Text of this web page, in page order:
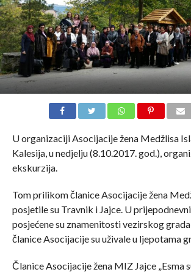
U organizaciji Asocijacije žena Medžlisa
Kalesija, u nedjelju (8.10.2017. god.),
ekskurzija.
Tom prilikom članice Asocijacije žena
posjetile su Travnik i Jajce. U
posjećene su znamenitosti vezirskog
članice Asocijacije su uživale u ljepotama
Članice Asocijacije žena MIZ Jajce „Esma